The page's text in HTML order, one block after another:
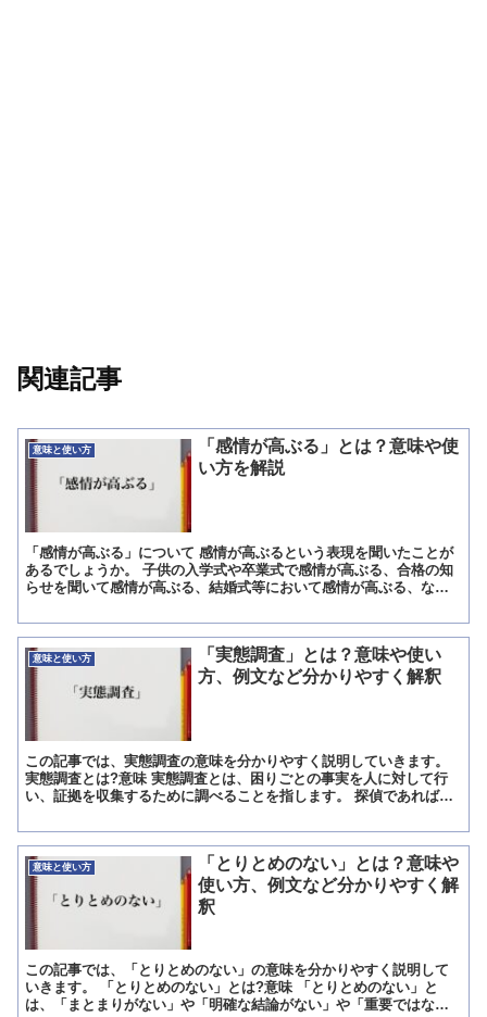
関連記事
意味と使い方
「感情が高ぶる」とは？意味や使
い方を解説
「感情が高ぶる」について 感情が高ぶるという表現を聞いたことが
あるでしょうか。 子供の入学式や卒業式で感情が高ぶる、合格の知
らせを聞いて感情が高ぶる、結婚式等において感情が高ぶる、など
意味と使い方
「実態調査」とは？意味や使い
方、例文など分かりやすく解釈
この記事では、実態調査の意味を分かりやすく説明していきます。
実態調査とは?意味 実態調査とは、困りごとの事実を人に対して行
い、証拠を収集するために調べることを指します。 探偵であれば家
意味と使い方
「とりとめのない」とは？意味や
使い方、例文など分かりやすく解
釈
この記事では、「とりとめのない」の意味を分かりやすく説明して
いきます。 「とりとめのない」とは?意味 「とりとめのない」と
は、「まとまりがない」や「明確な結論がない」や「重要ではな